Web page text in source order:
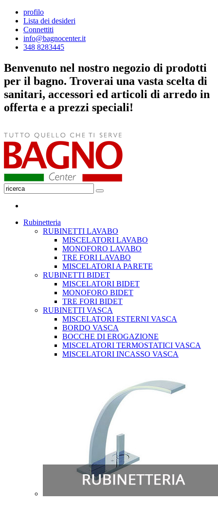
profilo
Lista dei desideri
Connettiti
info@bagnocenter.it
348 8283445
Benvenuto nel nostro negozio di prodotti
per il bagno. Troverai una vasta scelta di
sanitari, accessori ed articoli di arredo in
offerta e a prezzi speciali!
Rubinetteria
RUBINETTI LAVABO
MISCELATORI LAVABO
MONOFORO LAVABO
TRE FORI LAVABO
MISCELATORI A PARETE
RUBINETTI BIDET
MISCELATORI BIDET
MONOFORO BIDET
TRE FORI BIDET
RUBINETTI VASCA
MISCELATORI ESTERNI VASCA
BORDO VASCA
BOCCHE DI EROGAZIONE
MISCELATORI TERMOSTATICI VASCA
MISCELATORI INCASSO VASCA